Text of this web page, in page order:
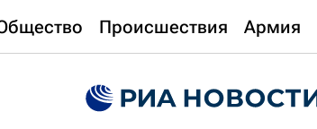
Происшествия Армия